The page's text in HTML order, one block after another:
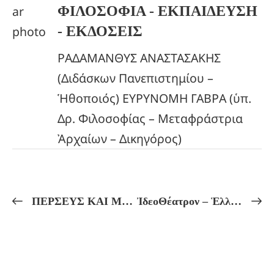
ΦΙΛΟΣΟΦΙΑ - ΕΚΠΑΙΔΕΥΣΗ
- ΕΚΔΟΣΕΙΣ
ΡΑΔΑΜΑΝΘΥΣ ΑΝΑΣΤΑΣΑΚΗΣ
(Διδάσκων Πανεπιστημίου –
Ἡθοποιός) ΕΥΡΥΝΟΜΗ ΓΑΒΡΑ (ὑπ.
Δρ. Φιλοσοφίας – Μεταφράστρια
Ἀρχαίων – Δικηγόρος)
ΠΕΡΣΕΥΣ ΚΑΙ ΜΕΔΟΥΣΑ! Τό Καθρέπτισμα Σκιῶν! ΟΙ ΟΨΕΙΣ ΤΟΥ ΦΟΒΟΥ, ΤΑ ΕΙΔΩΛΑ ΚΑΙ ΟΙ ΑΣΠΙΔΕΣ ΨΥΧΙΚΗΣ ΠΡΟΣΤΑΣΙΑΣ! ΑΠΟΣΥΜΒΟΛΙΣΜΟΣ ΕΛΛΗΝΙΚΗΣ ΜΥΘΟΛΟΓΙΑΣ! Η ΣΥΜΒΟΛΙΚΗ ΘΕΟΛΟΓΙΑ ΤΩΝ ΑΡΧΑΙΩΝ ΜΥΣΤΗΡΙΩΝ! ἸδεοΘέατρον – Ἑλληνικόν Πνεῦμα Πρόγραμμα Μαθημάτων ἀπό 24/11 ἔως 29/11